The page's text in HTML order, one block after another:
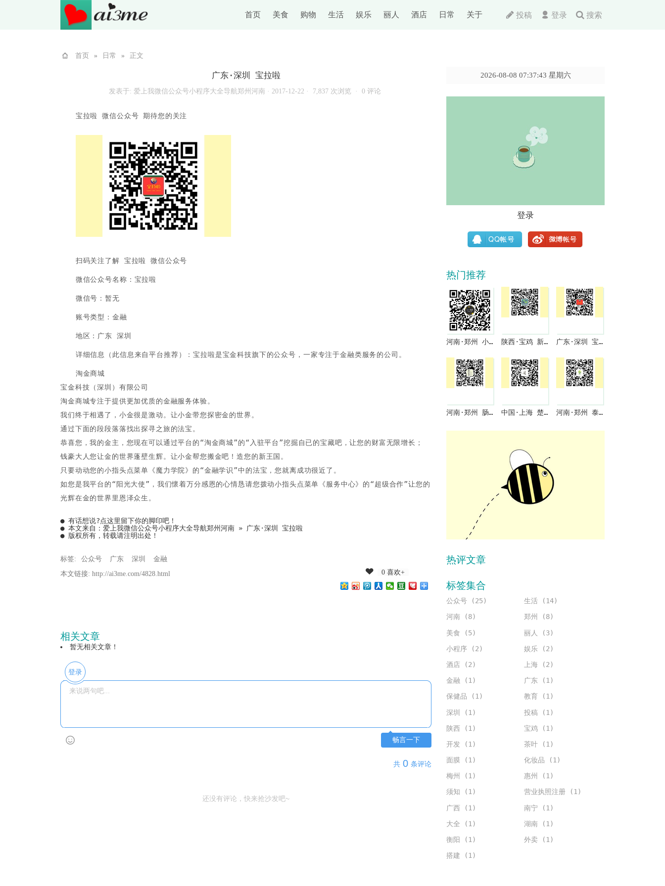
首页 美食 购物 生活 娱乐 丽人 酒店 日常 关于 投稿 登录 搜索
首页 » 日常 » 正文
广东·深圳 宝拉啦
发表于: 爱上我微信公众号小程序大全导航郑州河南 · 2017-12-22 · 7,837 次浏览 · 0 评论
宝拉啦 微信公众号 期待您的关注
扫码关注了解 宝拉啦 微信公众号
微信公众号名称：宝拉啦
微信号：暂无
账号类型：金融
地区：广东 深圳
详细信息（此信息来自平台推荐）：宝拉啦是宝金科技旗下的公众号，一家专注于金融类服务的公司。
淘金商城
宝金科技（深圳）有限公司
淘金商城专注于提供更加优质的金融服务体验。
我们终于相遇了，小金很是激动。让小金带您探密金的世界。
通过下面的段段落落找出探寻之旅的法宝。
恭喜您，我的金主，您现在可以通过平台的“淘金商城”的“入驻平台”挖掘自已的宝藏吧，让您的财富无限增长；
钱豪大人您让金的世界蓬壁生辉。让小金帮您搬金吧！造您的新王国。
只要动动您的小指头点菜单《魔力学院》的“金融学识”中的法宝，您就离成功很近了。
如您是我平台的“阳光大使”，我们懷着万分感恩的心情恳请您拨动小指头点菜单《服务中心》的“超级合作”让您的
光辉在金的世界里恩泽众生。
● 有话想说?点这里留下你的脚印吧！
● 本文来自： 爱上我微信公众号小程序大全导航郑州河南 »
广东·深圳 宝拉啦
● 版权所有，转载请注明出处！
标签: 公众号 广东 深圳
金融
本文链接: http://ai3me.com/4828.html
0 喜欢+
相关文章
暂无相关文章！
登录
畅言一下
共 0 条评论
还没有评论，快来抢沙发吧~
2026-08-08 07:37:43 星期六
登录
热门推荐
河南·郑州 小一商圈 与君商祺 免费入驻啦 陕西·宝鸡 新型果园机械 广东·深圳 宝拉啦
河南·郑州 肠润保 中国·上海 楚零微课堂 河南·郑州 泰合春包装商城
热评文章
标签集合
公众号 (25) 生活 (14)
河南 (8) 郑州 (8)
美食 (5) 丽人 (3)
小程序 (2) 娱乐 (2)
酒店 (2) 上海 (2)
金融 (1) 广东 (1)
保健品 (1) 教育 (1)
深圳 (1) 投稿 (1)
陕西 (1) 宝鸡 (1)
开发 (1) 茶叶 (1)
面膜 (1) 化妆品 (1)
梅州 (1) 惠州 (1)
须知 (1) 营业执照注册 (1)
广西 (1) 南宁 (1)
大全 (1) 湖南 (1)
衡阳 (1) 外卖 (1)
搭建 (1)